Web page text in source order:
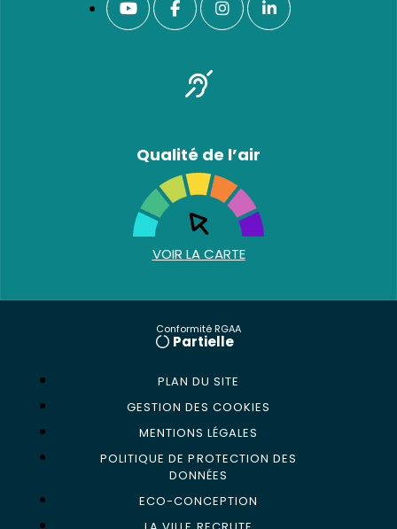
Qualité de l’air
VOIR LA CARTE
Conformité RGAA
Partielle
PLAN DU SITE
GESTION DES COOKIES
MENTIONS LÉGALES
POLITIQUE DE PROTECTION DES
DONNÉES
ECO-CONCEPTION